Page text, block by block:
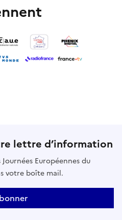
lettre d’information
Européennes du
votre boîte mail.